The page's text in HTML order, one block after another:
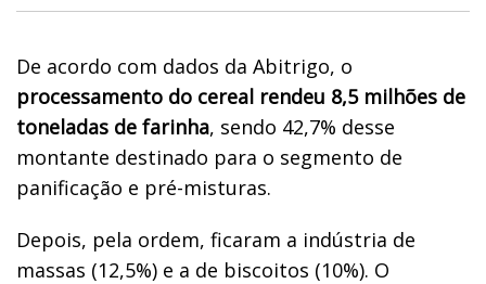
De acordo com dados da Abitrigo, o
processamento do cereal rendeu 8,5 milhões de
toneladas de farinha, sendo 42,7% desse
montante destinado para o segmento de
panificação e pré-misturas.
Depois, pela ordem, ficaram a indústria de
massas (12,5%) e a de biscoitos (10%). O